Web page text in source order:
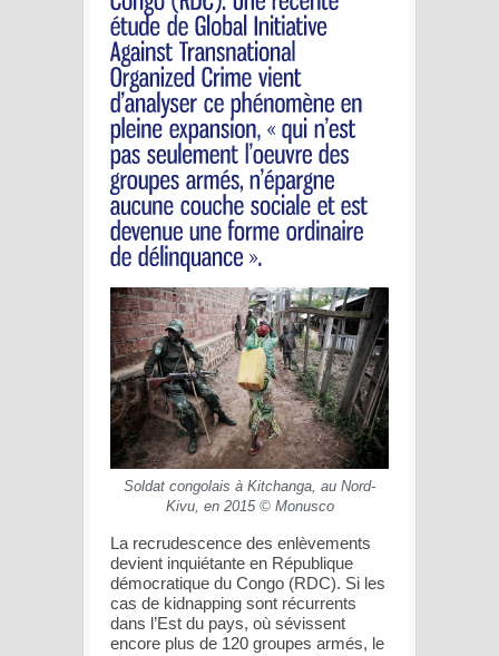
Soldat congolais à Kitchanga, au Nord-
Kivu, en 2015 © Monusco
La recrudescence des enlèvements
devient inquiétante en République
démocratique du Congo (RDC). Si les
cas de kidnapping sont récurrents
dans l’Est du pays, où sévissent
encore plus de 120 groupes armés, le